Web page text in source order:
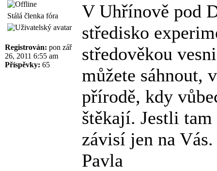
Stálá členka fóra
Registrován: pon zář
26, 2011 6:55 am
Příspěvky: 65
V Uhřínově pod
středisko
středověkou
můžete sáhnout,
přírodě, kdy
štěkají. Jestli
závisí jen na Vás.
Pavla